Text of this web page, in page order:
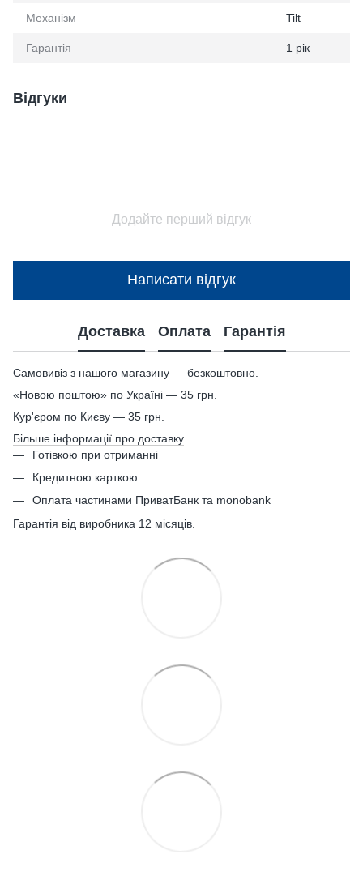
Механізм Tilt
Гарантія 1 рік
Відгуки
Додайте перший відгук
Написати відгук
Доставка Оплата Гарантія
Самовивіз з нашого магазину — безкоштовно.
«Новою поштою» по Україні — 35 грн.
Кур'єром по Києву — 35 грн.
Більше інформації про доставку
Готівкою при отриманні
Кредитною карткою
Оплата частинами ПриватБанк та monobank
Гарантія від виробника 12 місяців.